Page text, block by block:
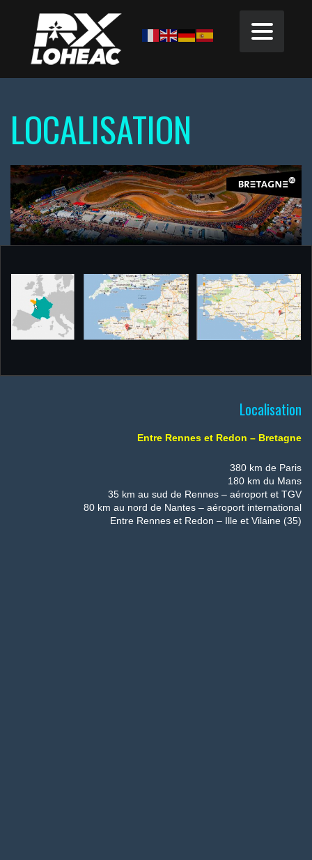
LOCALISATION
Localisation
Entre Rennes et Redon – Bretagne
380 km de Paris
180 km du Mans
35 km au sud de Rennes – aéroport et TGV
80 km au nord de Nantes – aéroport international
Entre Rennes et Redon – Ille et Vilaine (35)